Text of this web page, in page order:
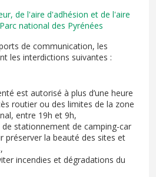
de l'aire d'adhésion et de l'aire
national des Pyrénées
de communication, les
les interdictions suivantes :
est autorisé à plus d’une heure
routier ou des limites de la zone
entre 19h et 9h,
de stationnement de camping-car
préserver la beauté des sites et
incendies et dégradations du